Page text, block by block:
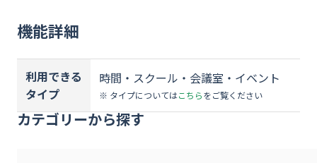
機能詳細
利用できる
タイプ
時間・スクール・会議室・イベント
※ タイプについてはこちらをご覧ください
カテゴリーから探す